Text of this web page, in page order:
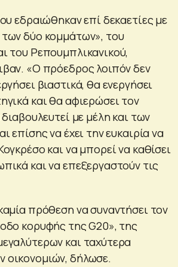
εδραιώθηκαν επί δεκαετίες με
δύο κομμάτων», του
του Ρεπουμπλικανικού,
«Ο πρόεδρος λοιπόν δεν
βιαστικά, θα ενεργήσει
και θα αφιερώσει τον
με μέλη και των
επίσης να έχει την ευκαιρία να
και να μπορεί να καθίσει
και να επεξεργαστούν τις
πρόθεση να συναντήσει τον
κορυφής της G20», της
και ταχύτερα
οικονομιών, δήλωσε.